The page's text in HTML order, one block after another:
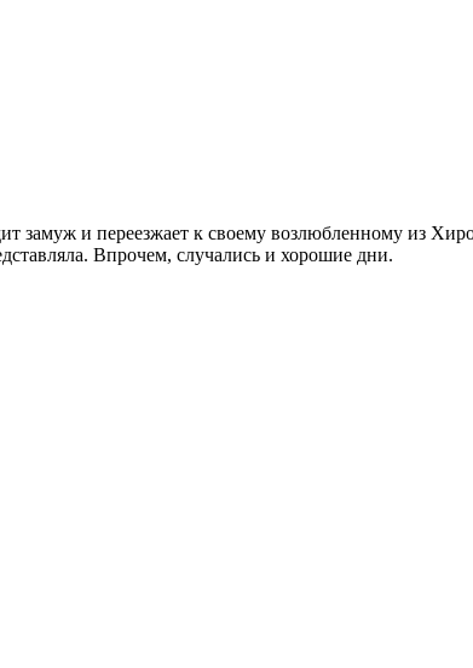
замуж и переезжает к своему возлюбленному из
Впрочем, случались и хорошие дни.